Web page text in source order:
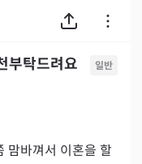
부탁드려요 일반
맘바껴서 이혼을 할